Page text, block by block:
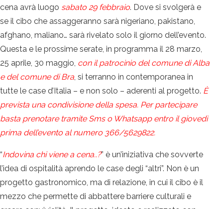
cena avrà luogo sabato 29 febbraio. Dove si svolgerà e
se il cibo che assaggeranno sarà nigeriano, pakistano,
afghano, maliano… sarà rivelato solo il giorno dell’evento.
Questa e le prossime serate, in programma il 28 marzo,
25 aprile, 30 maggio, con il patrocinio del comune di Alba
e del comune di Bra, si terranno in contemporanea in
tutte le case d’Italia – e non solo – aderenti al progetto. È
prevista una condivisione della spesa. Per partecipare
basta prenotare tramite Sms o Whatsapp entro il giovedì
prima dell’evento al numero 366/5629822.
“Indovina chi viene a cena..?” è un’iniziativa che sovverte
l’idea di ospitalità aprendo le case degli “altri”. Non è un
progetto gastronomico, ma di relazione, in cui il cibo è il
mezzo che permette di abbattere barriere culturali e